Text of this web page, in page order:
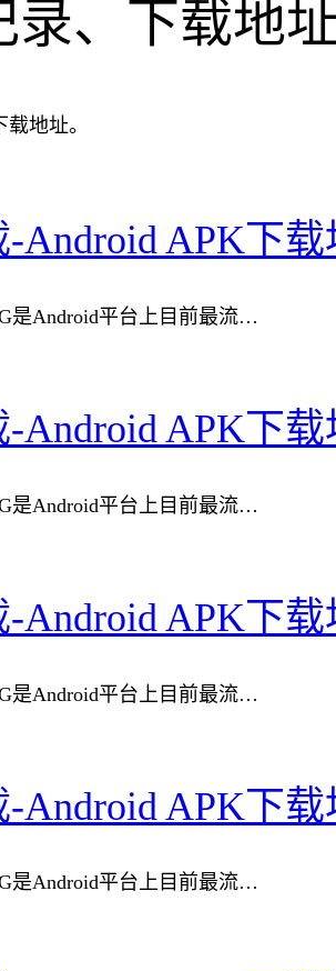
录、下载地
地址。
Android APK下
是Android平台上目前最流…
Android APK下
是Android平台上目前最流…
Android APK下载
是Android平台上目前最流…
Android APK下载
是Android平台上目前最流…